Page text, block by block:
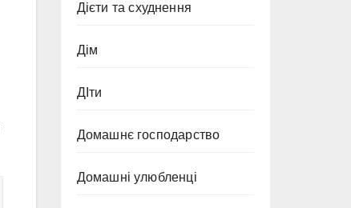
Дієти та схуднення
Дім
ДІти
Домашнє господарство
Домашні улюбленці